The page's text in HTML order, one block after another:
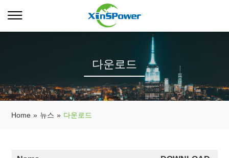
다운로드
Home » 뉴스 » 다운로드